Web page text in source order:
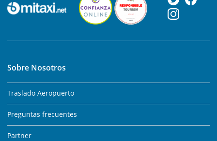
Sobre Nosotros
Traslado Aeropuerto
Preguntas frecuentes
Partner